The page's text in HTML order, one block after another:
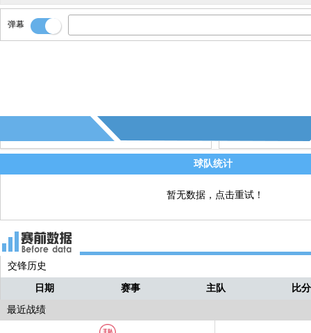
49' - 第4张黄牌 - (杭州临平吴越)
直播
45' - 随着裁判一声哨响，上半场结束，
45+1' - 第3张黄牌 - (杭州临平吴越)
直播 37' - 第2张黄牌 - (泰安天贶)
弹幕
球队统计
暂无数据，点击重试！
交锋历史
日期 赛事 主队 比分
最近战绩